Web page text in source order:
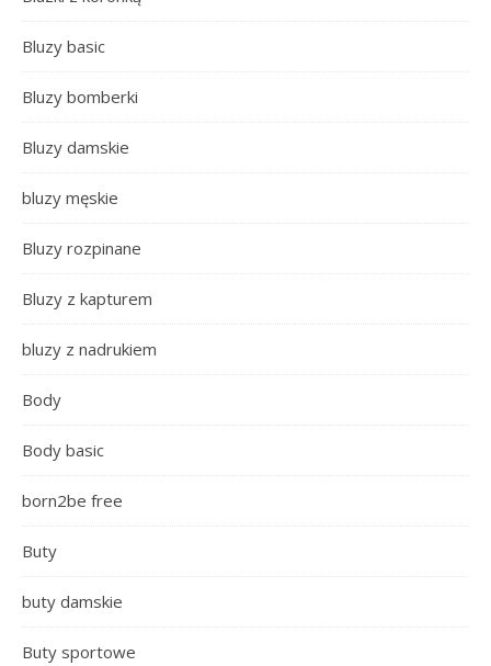
Bluzy basic
Bluzy bomberki
Bluzy damskie
bluzy męskie
Bluzy rozpinane
Bluzy z kapturem
bluzy z nadrukiem
Body
Body basic
born2be free
Buty
buty damskie
Buty sportowe